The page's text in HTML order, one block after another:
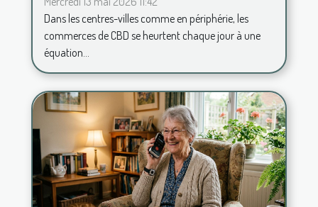
Dans les centres-villes comme en périphérie, les
commerces de CBD se heurtent chaque jour à une
équation...